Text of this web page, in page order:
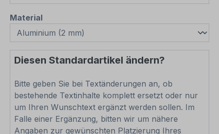
Materialauswählen
Diesen Standardartikel ändern?
Bitte geben Sie bei Textänderungen an, ob
bestehende Textinhalte komplett ersetzt oder nur
um Ihren Wunschtext ergänzt werden sollen. Im
Falle einer Ergänzung, bitten wir um nähere
Angaben zur gewünschten Platzierung Ihres